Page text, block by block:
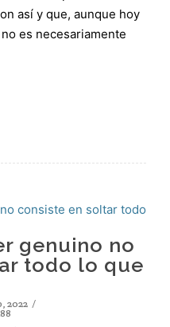
así y que, aunque hoy
es necesariamente
genuino no
todo lo que
2022